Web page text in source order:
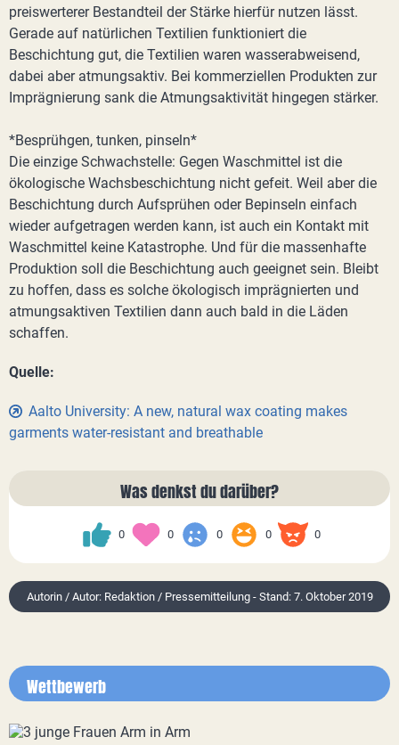
preiswerterer Bestandteil der Stärke hierfür nutzen lässt.
Gerade auf natürlichen Textilien funktioniert die
Beschichtung gut, die Textilien waren wasserabweisend,
dabei aber atmungsaktiv. Bei kommerziellen Produkten zur
Imprägnierung sank die Atmungsaktivität hingegen stärker.
*Besprühgen, tunken, pinseln*
Die einzige Schwachstelle: Gegen Waschmittel ist die
ökologische Wachsbeschichtung nicht gefeit. Weil aber die
Beschichtung durch Aufsprühen oder Bepinseln einfach
wieder aufgetragen werden kann, ist auch ein Kontakt mit
Waschmittel keine Katastrophe. Und für die massenhafte
Produktion soll die Beschichtung auch geeignet sein. Bleibt
zu hoffen, dass es solche ökologisch imprägnierten und
atmungsaktiven Textilien dann auch bald in die Läden
schaffen.
Quelle:
Aalto University: A new, natural wax coating makes
garments water-resistant and breathable
Was denkst du darüber?
0 0 0 0 0
Autorin / Autor: Redaktion / Pressemitteilung - Stand: 7. Oktober 2019
Wettbewerb